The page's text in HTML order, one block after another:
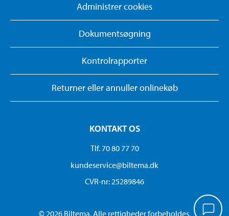
Administrer cookies
Dokumentsøgning
Kontrolrapporter
Returner eller annuller onlinekøb
KONTAKT OS
Tlf. 70 80 77 70
kundeservice@biltema.dk
CVR-nr: 25289846
© 2026 Biltema. Alle rettigheder forbeholdes.